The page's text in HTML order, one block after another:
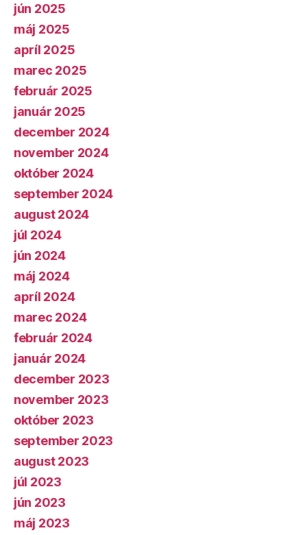
jún 2025
máj 2025
apríl 2025
marec 2025
február 2025
január 2025
december 2024
november 2024
október 2024
september 2024
august 2024
júl 2024
jún 2024
máj 2024
apríl 2024
marec 2024
február 2024
január 2024
december 2023
november 2023
október 2023
september 2023
august 2023
júl 2023
jún 2023
máj 2023